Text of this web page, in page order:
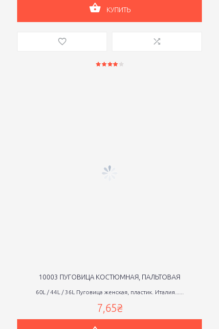
КУПИТЬ
10003 ПУГОВИЦА КОСТЮМНАЯ, ПАЛЬТОВАЯ
60L / 44L / 36L Пуговица женская, пластик. Италия......
7,65₴